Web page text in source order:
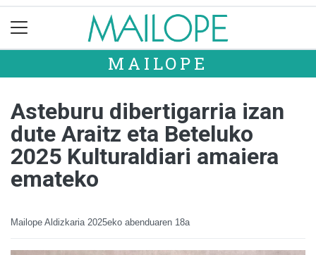
MAILOPE
Asteburu dibertigarria izan
dute Araitz eta Beteluko
2025 Kulturaldiari amaiera
emateko
Mailope Aldizkaria 2025eko abenduaren 18a